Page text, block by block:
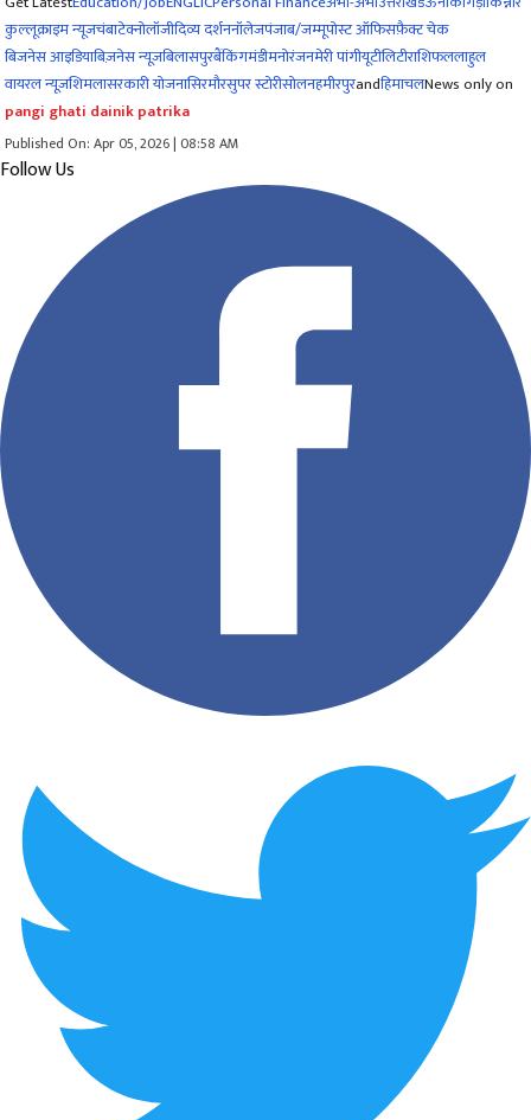
कुल्लूक्राइम न्यूजचंबाटेक्नोलॉजीदिव्य दर्शननॉलेजपंजाब/जम्मूपोस्ट ऑफिसफ़ैक्ट चेक
बिजनेस आइडियाबिज़नेस न्यूज़बिलासपुरबैंकिंगमंडीमनोरंजनमेरी पांगीयूटीलिटीराशिफललाहुल
वायरल न्यूज़शिमलासरकारी योजनासिरमौरसुपर स्टोरीसोलनहमीरपुरandहिमाचलNews only on
pangi ghati dainik patrika
Published On: Apr 05, 2026 | 08:58 AM
Follow Us